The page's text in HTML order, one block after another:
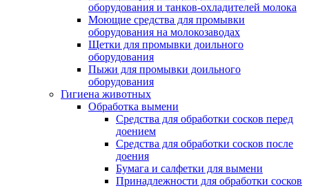
оборудования и танков-охладителей молока
Моющие средства для промывки
оборудования на молокозаводах
Щетки для промывки доильного
оборудования
Пыжи для промывки доильного
оборудования
Гигиена животных
Обработка вымени
Средства для обработки сосков перед
доением
Средства для обработки сосков после
доения
Бумага и салфетки для вымени
Принадлежности для обработки сосков